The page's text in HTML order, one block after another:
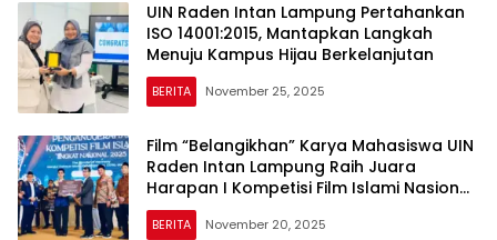
UIN Raden Intan Lampung Pertahankan
ISO 14001:2015, Mantapkan Langkah
Menuju Kampus Hijau Berkelanjutan
BERITA November 25, 2025
Film “Belangikhan” Karya Mahasiswa UIN
Raden Intan Lampung Raih Juara
Harapan I Kompetisi Film Islami Nasional
2025
BERITA November 20, 2025